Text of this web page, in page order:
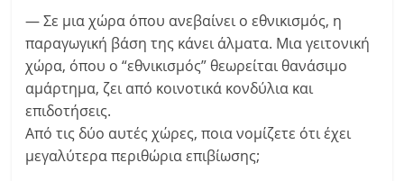
— Σε μια χώρα όπου ανεβαίνει ο εθνικισμός, η
παραγωγική βάση της κάνει άλματα. Μια γειτονική
χώρα, όπου ο “εθνικισμός” θεωρείται θανάσιμο
αμάρτημα, ζει από κοινοτικά κονδύλια και
επιδοτήσεις.
Από τις δύο αυτές χώρες, ποια νομίζετε ότι έχει
μεγαλύτερα περιθώρια επιβίωσης;